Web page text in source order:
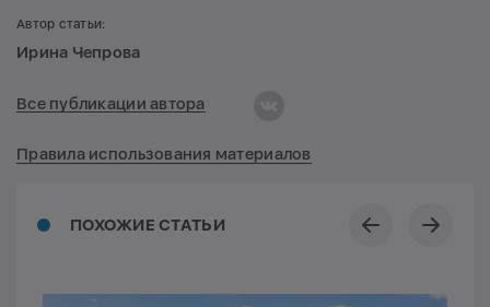
ПОХОЖИЕ СТАТЬИ
Автор статьи:
Ирина Чепрова
Все публикации автора
Правила использования материалов